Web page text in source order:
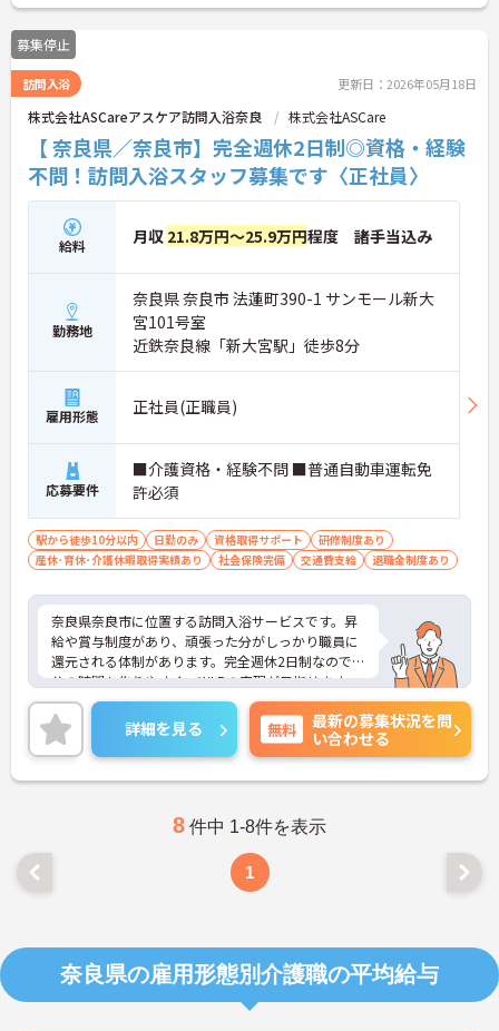
募集停止
訪問入浴 更新日：2026年05月18日
株式会社ASCareアスケア訪問入浴奈良 株式会社ASCare
【 奈良県／奈良市】完全週休2日制◎資格・経験
不問！訪問入浴スタッフ募集です〈正社員〉
給料 月収 21.8万円～25.9万円程度 諸手当込み
勤務地
奈良県 奈良市 法蓮町390-1 サンモール新大
宮101号室
近鉄奈良線「新大宮駅」徒歩8分
雇用形態 正社員(正職員)
応募要件
■介護資格・経験不問 ■普通自動車運転免
許必須
駅から徒歩10分以内 日勤のみ 資格取得サポート
研修制度あり
産休･育休･介護休暇取得実績あり
社会保険完備 交通費支給 退職金制度あり
奈良県奈良市に位置する訪問入浴サービスです。昇
給や賞与制度があり、頑張った分がしっかり職員に
還元される体制があります。完全週休2日制なので自
分の時間も作りやすく、WLBの実現が目指せます。
最寄り駅から徒歩8分と通いやすいのも嬉しいポイ
ントです。ご興味のある方には、面接対策ポイント
など、さらに詳細をお話しいたしますのでお気軽に
ご相談ください！
詳細を見る 無料
最新の募集状況を問
い合わせる
8 件中 1-8件を表示
1
奈良県の雇用形態別介護職の平均給与